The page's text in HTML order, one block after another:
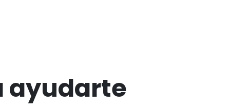
ayudarte